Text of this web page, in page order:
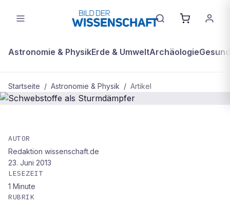
Astronomie & PhysikErde & UmweltArchäologie
Startseite / Astronomie & Physik / Artikel
Schwebstoffe als Sturmdämpfer
AUTOR
Redaktion wissenschaft.de
23. Juni 2013
LESEZEIT
1 Minute
RUBRIK